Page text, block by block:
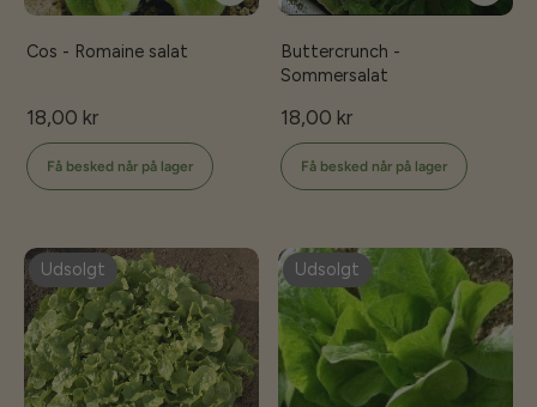
Cos - Romaine salat
18,00 kr
Få besked når på lager
Buttercrunch -
Sommersalat
18,00 kr
Få besked når på lager
Udsolgt Udsolgt